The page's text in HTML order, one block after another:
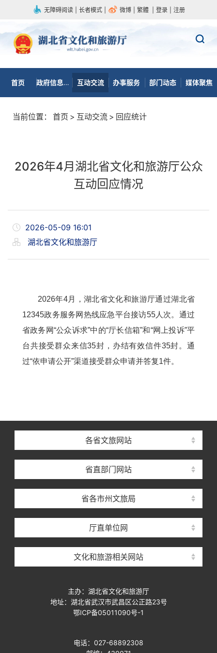
无障碍阅读 长者模式 微博 繁體 登录 注册
首页 政府信息公开 互动交流 办事服务 部门动态 媒体聚焦
当前位置： 首页 > 互动交流 > 回应统计
2026年4月湖北省文化和旅游厅公众
互动回应情况
2026-05-09 16:01
湖北省文化和旅游厅
2026年4月，湖北省文化和旅游厅通过湖北省
12345政务服务网热线应急平台接访55人次。通过
省政务网“公众诉求”中的“厅长信箱”和“网上投诉”平
台共接受群众来信35封，办结有效信件35封。通
过“依申请公开”渠道接受群众申请并答复1件。
各省文旅网站
省直部门网站
省各市州文旅局
厅直单位网
文化和旅游相关网站
主办：湖北省文化和旅游厅
地址：湖北省武汉市武昌区公正路23号
鄂ICP备05011090号-1
电话：027-68892308